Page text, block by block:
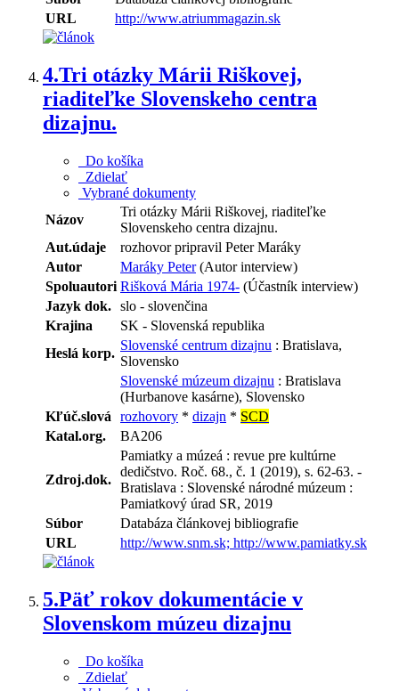
URL
http://www.atriummagazin.sk
4.Tri otázky Márii Riškovej,
riaditeľke Slovenskeho centra
dizajnu.
Do košíka
Zdielať
Vybrané dokumenty
Názov
Tri otázky Márii Riškovej, riaditeľke
Slovenskeho centra dizajnu.
Aut.údaje
rozhovor pripravil Peter Maráky
Autor
Maráky Peter(Autor interview)
Spoluautori Rišková Mária 1974- (Účastník interview)
Jazyk dok. slo - slovenčina
Krajina
SK - Slovenská republika
Heslá korp.
Slovenské centrum dizajnu : Bratislava,
Slovensko
Slovenské múzeum dizajnu : Bratislava
(Hurbanove kasárne), Slovensko
Kľúč.slová
rozhovory * dizajn * SCD
Katal.org.
BA206
Zdroj.dok.
Pamiatky a múzeá : revue pre kultúrne
dedičstvo. Roč. 68., č. 1 (2019), s. 62-63. -
Bratislava : Slovenské národné múzeum :
Pamiatkový úrad SR, 2019
Súbor
Databáza článkovej bibliografie
URL
http://www.snm.sk; http://www.pamiatky.sk
5.Päť rokov dokumentácie v
Slovenskom múzeu dizajnu
Do košíka
Zdielať